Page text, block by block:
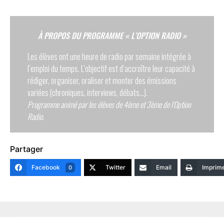
À PROPOS DU PROGRAMME « L’OPTION RADIO »
Les élèves ont une heure de radio par semaine intégrée à
l’emploi du temps. L’objectif est d’accroître leur capacité à
rédiger, organiser, oraliser et monter des émissions
variées (chroniques, interviews, débats…).
Programme animé par les élèves de 4ème et 3ème de l’Option
Radio.
Partager
Facebook 0 Twitter Email